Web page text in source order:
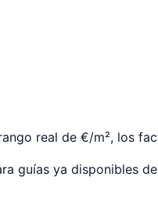
real de €/m², los
guías ya disponibles